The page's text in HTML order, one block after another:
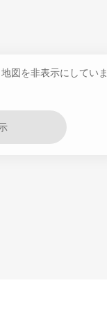
図を非表示にしていま